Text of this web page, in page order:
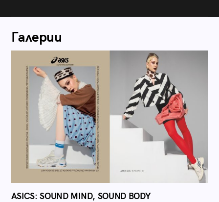
Галерии
ASICS: SOUND MIND, SOUND BODY